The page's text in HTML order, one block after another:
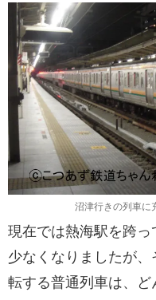
沼津行きの列車に
現在では熱海駅を跨っ
少なくなりましたが
転する普通列車は、